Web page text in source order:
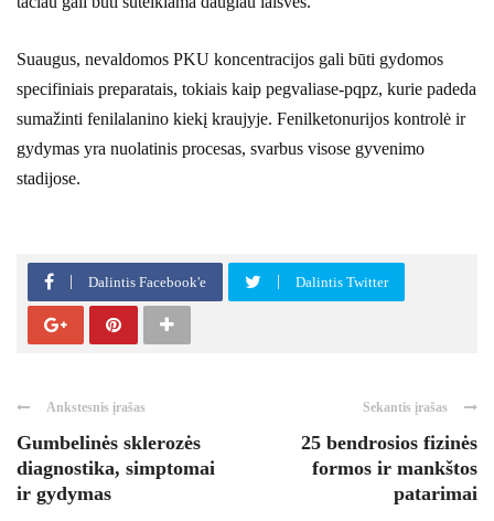
Suaugus, nevaldomos PKU koncentracijos gali būti gydomos
specifiniais preparatais, tokiais kaip pegvaliase-pqpz, kurie padeda
sumažinti fenilalanino kiekį kraujyje. Fenilketonurijos kontrolė ir
gydymas yra nuolatinis procesas, svarbus visose gyvenimo
stadijose.
Dalintis Facebook'e Dalintis Twitter
Ankstesnis įrašas
Gumbelinės sklerozės
diagnostika, simptomai
ir gydymas
Sekantis įrašas
25 bendrosios fizinės
formos ir mankštos
patarimai